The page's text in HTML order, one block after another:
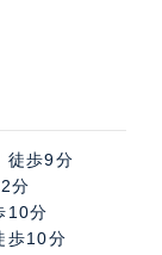
徒歩9分
分
10分
歩10分